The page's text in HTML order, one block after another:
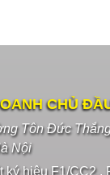
CHỦ
Tôn Đức
Nội
hiệu F1/CC2 ,